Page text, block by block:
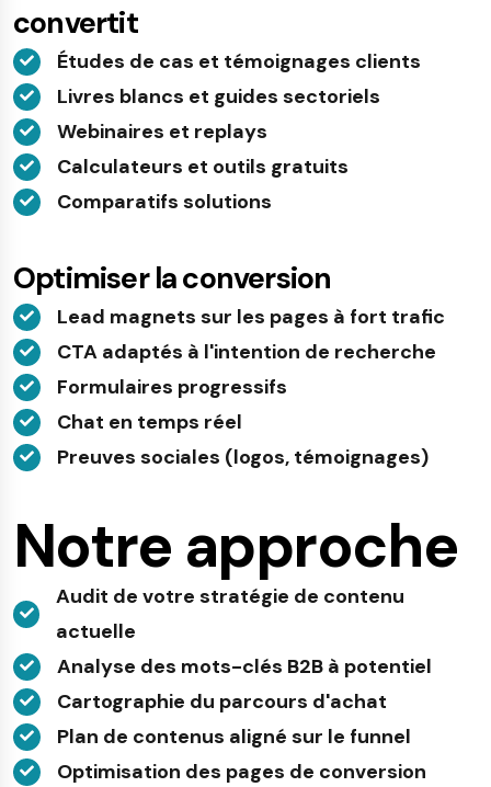
convertit
Études de cas et témoignages clients
Livres blancs et guides sectoriels
Webinaires et replays
Calculateurs et outils gratuits
Comparatifs solutions
Optimiser la conversion
Lead magnets sur les pages à fort trafic
CTA adaptés à l'intention de recherche
Formulaires progressifs
Chat en temps réel
Preuves sociales (logos, témoignages)
Notre approche
Audit de votre stratégie de contenu
actuelle
Analyse des mots-clés B2B à potentiel
Cartographie du parcours d'achat
Plan de contenus aligné sur le funnel
Optimisation des pages de conversion